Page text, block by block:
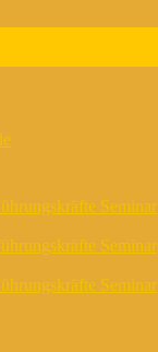
Seminar
Seminar
Seminar